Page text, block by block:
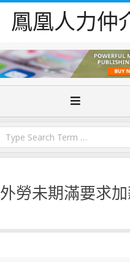
鳳凰人力仲
外勞未期滿要求